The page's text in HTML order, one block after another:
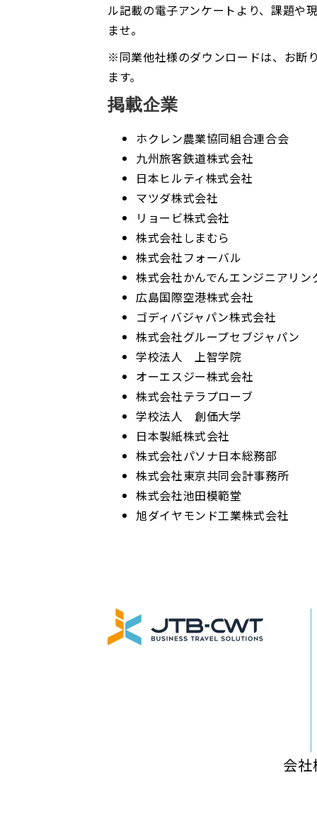
ル記載の電子アンケートより、課題や
ませ。
※同業他社様のダウンロードは、お断
ます。
掲載企業
ホクレン農業協同組合連合会
九州旅客鉄道株式会社
日本ヒルティ株式会社
マツダ株式会社
リョービ株式会社
株式会社しまむら
株式会社フォーバル
株式会社かんでんエンジニアリン
広島国際空港株式会社
ゴディバジャパン株式会社
株式会社グループセブジャパン
学校法人 上智学院
オーエスジー株式会社
株式会社テラプローブ
学校法人 創価大学
日本製紙株式会社
株式会社パソナ日本総務部
株式会社東京共同会計事務所
株式会社池田模範堂
旭ダイヤモンド工業株式会社
会社